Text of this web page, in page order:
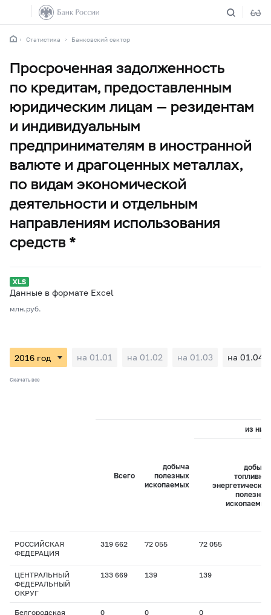
Статистика Банковский сектор
Просроченная задолженность
по кредитам, предоставленным
юридическим лицам — резидентам
и индивидуальным
предпринимателям в иностранной
валюте и драгоценных металлах,
по видам экономической
деятельности и отдельным
направлениям использования
средств *
Данные в формате Excel
млн.руб.
на 01.01 на 01.02 на 01.03 на 01.04
Скачать все
Всего
добыча
полезных
ископаемых
из них:
добыча
топливно-
энергетических
полезных
ископаемых
РОССИЙСКАЯ
ФЕДЕРАЦИЯ
319 662 72 055 72 055
ЦЕНТРАЛЬНЫЙ
ФЕДЕРАЛЬНЫЙ
ОКРУГ
133 669 139 139
Белгородская
0 0 0